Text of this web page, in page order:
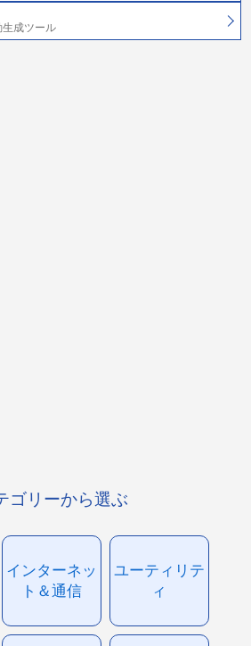
成ツール
ゴリーから選ぶ
インターネッ
ト＆通信
ユーティリテ
ィ